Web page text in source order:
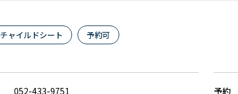
チャイルドシート 予約可
052-433-9751 予約